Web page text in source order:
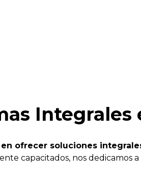
Integrales
ofrecer soluciones
capacitados, nos